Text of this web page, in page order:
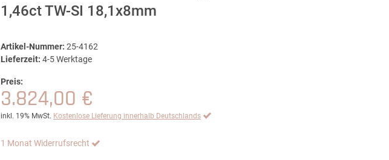
1,46ct TW-SI 18,1x8mm
Artikel-Nummer: 25-4162
Lieferzeit: 4-5 Werktage
Preis:
3.824,00 €
inkl. 19% MwSt. Kostenlose Lieferung innerhalb Deutschlands
1 Monat Widerrufsrecht